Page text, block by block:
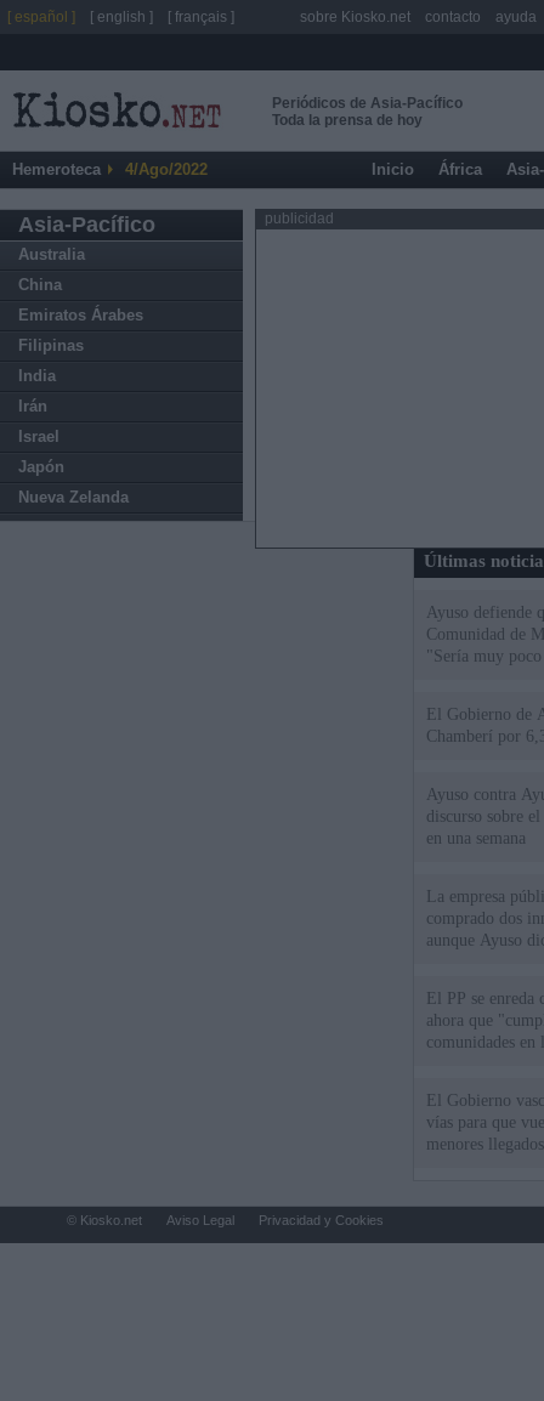
Periódicos de Asia-Pacífico
Toda la prensa de hoy
Hemeroteca 4/Ago/2022 Inicio África
Asia-Pacífico
Australia
China
Emiratos Árabes
Filipinas
India
Irán
Israel
Japón
Nueva Zelanda
publicidad
Últimas
Ayuso defiende
Comunidad de
"Sería muy
El Gobierno de
Chamberí por
Ayuso contra
discurso sobre
en una semana
La empresa
comprado dos
aunque Ayuso
El PP se
ahora que
comunidades en
El Gobierno
vías para que
menores
[ español ] [ english ] [ français ] sobre Kiosko.net contacto ayuda
© Kiosko.net Aviso Legal Privacidad y Cookies